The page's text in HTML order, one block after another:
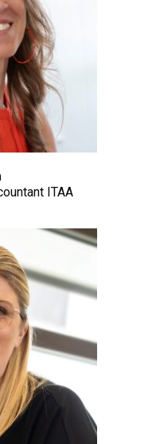
ITAA